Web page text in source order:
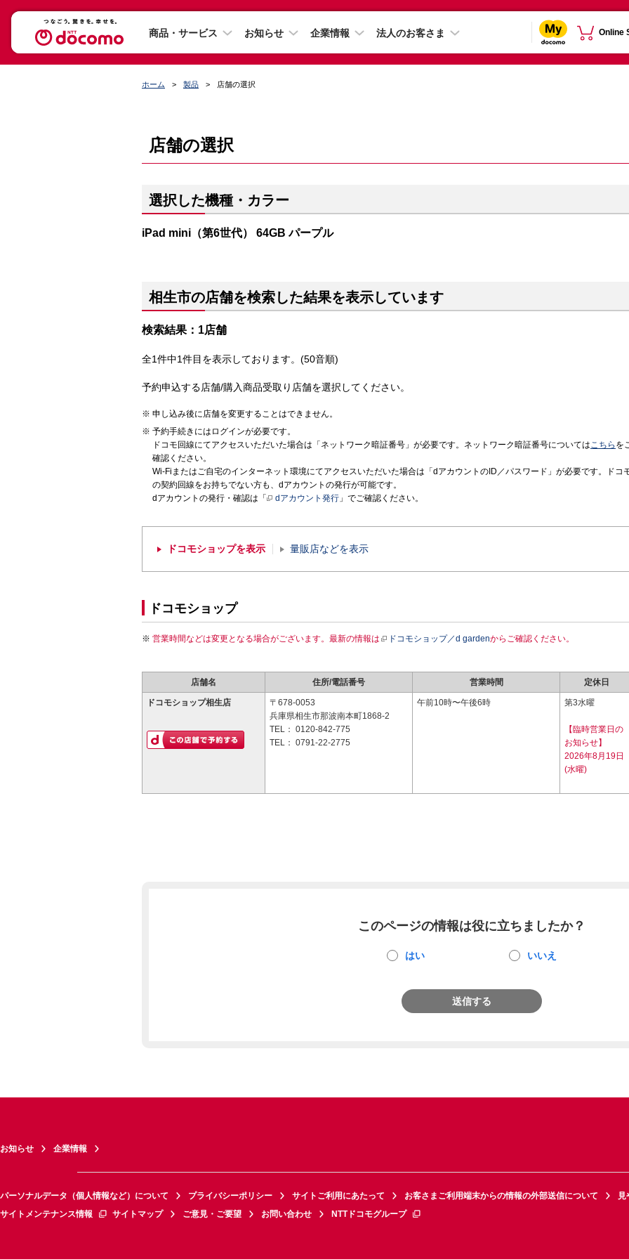
商品・サービス お知らせ 企業情報 法人のお客さま Online
ホーム 製品 店舗の選択
店舗の選択
選択した機種・カラー
iPad mini（第6世代） 64GB パープル
相生市の店舗を検索した結果を表示しています
検索結果：1店舗
全1件中1件目を表示しております。(50音順)
予約申込する店舗/購入商品受取り店舗を選択してください。
申し込み後に店舗を変更することはできません。
予約手続きにはログインが必要です。
ドコモ回線にてアクセスいただいた場合は「ネットワーク暗証番号」が必要です。ネットワーク暗証番号についてはこちら を
確認ください。
Wi-Fiまたはご自宅のインターネット環境にてアクセスいただいた場合は「dアカウントのID／パスワード」が必要です。ドコ
の契約回線をお持ちでない方も、dアカウントの発行が可能です。
dアカウントの発行・確認は「
dアカウント発行 」でご確認ください。
ドコモショップを表示 量販店などを表示
ドコモショップ
営業時間などは変更となる場合がございます。最新の情報は ドコモショップ／d gardenからご確認ください。
店舗名 住所/電話番号 営業時間 定休日
ドコモショップ相生店
〒678-0053
兵庫県相生市那波南本町1868-2
TEL： 0120-842-775
TEL： 0791-22-2775
午前10時〜午後6時 第3水曜
【臨時営業日の
お知らせ】
2026年8月19日
(水曜)
このページの情報は役に立ちましたか？
はい いいえ
送信する
お知らせ 企業情報
パーソナルデータ（個人情報など）について プライバシーポリシー サイトご利用にあたって お客さまご利用端末からの情報の外部送信について
見
サイトメンテナンス情報
サイトマップ ご意見・ご要望 お問い合わせ NTTドコモグループ